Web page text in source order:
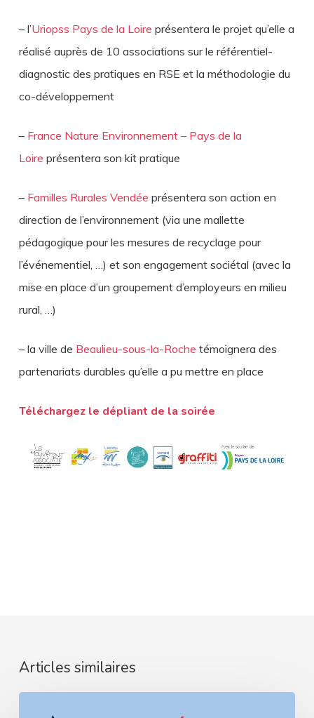
– l’Uriopss Pays de la Loire présentera le projet qu’elle a
réalisé auprès de 10 associations sur le référentiel-
diagnostic des pratiques en RSE et la méthodologie du
co-développement
– France Nature Environnement – Pays de la
Loire présentera son kit pratique
– Familles Rurales Vendée présentera son action en
direction de l’environnement (via une mallette
pédagogique pour les mesures de recyclage pour
l’événementiel, …) et son engagement sociétal (avec la
mise en place d’un groupement d’employeurs en milieu
rural, …)
– la ville de Beaulieu-sous-la-Roche témoignera des
partenariats durables qu’elle a pu mettre en place
Téléchargez le dépliant de la soirée
Articles similaires